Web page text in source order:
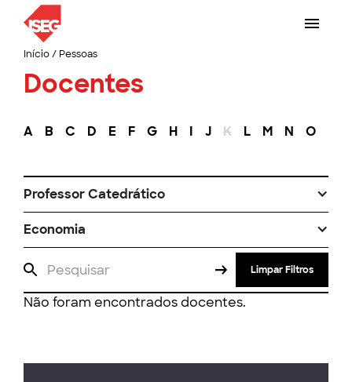
Início/ Pessoas
Docentes
A B C D E F G H I J K L M N O
Professor Catedrático
Economia
Limpar Filtros
Não foram encontrados docentes.